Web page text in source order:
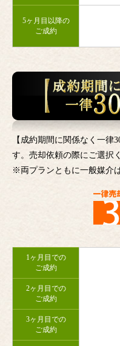
5ヶ月目以降の
ご成約
【成約期間に関係なく一律
す。売却依頼の際にご選択
※両プランともに一般媒介
1ヶ月目での
ご成約
2ヶ月目での
ご成約
3ヶ月目での
ご成約